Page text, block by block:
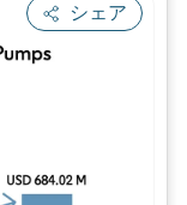
シェア